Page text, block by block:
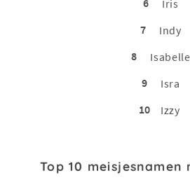
Iris
7
Indy
8
Isabelle
9
Isra
10
Izzy
Top 10